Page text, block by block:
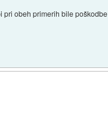
pri obeh primerih bile poškodbe